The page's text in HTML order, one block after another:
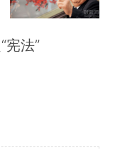
宪法”